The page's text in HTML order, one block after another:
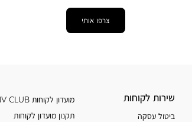
צרפו אותי
שירות
שירות לקוחות
ביטול עסקה
מידע
נוסף
מועדון לקוחות NV CLUB
תקנון מועדון לקוחות